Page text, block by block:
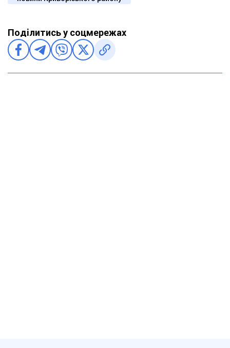
Поділитись у соцмережах